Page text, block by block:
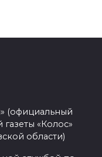
(официальный
«Колос»
области)